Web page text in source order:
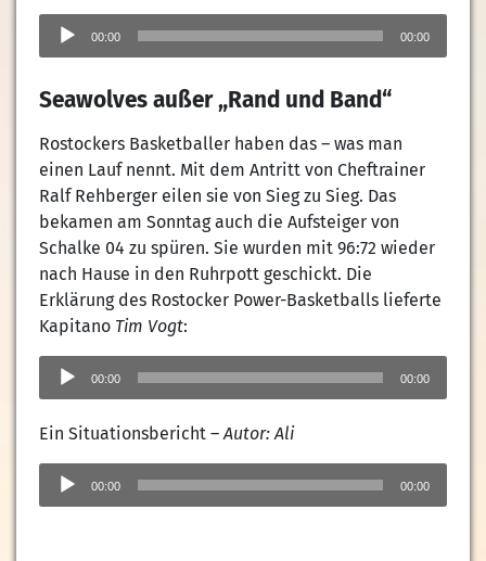
Audio-
Player
00:00 00:00
Seawolves außer „Rand und Band“
Rostockers Basketballer haben das – was man
einen Lauf nennt. Mit dem Antritt von Cheftrainer
Ralf Rehberger eilen sie von Sieg zu Sieg. Das
bekamen am Sonntag auch die Aufsteiger von
Schalke 04 zu spüren. Sie wurden mit 96:72 wieder
nach Hause in den Ruhrpott geschickt. Die
Erklärung des Rostocker Power-Basketballs lieferte
Kapitano Tim Vogt:
Audio-
Player
00:00 00:00
Ein Situationsbericht – Autor: Ali
Audio-
Player
00:00 00:00